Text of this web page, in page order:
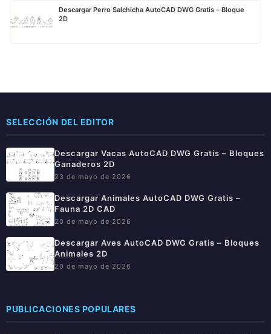
Descargar Perro Salchicha AutoCAD DWG Gratis – Bloque
2D
SELECCIÓN DEL EDITOR
Descargar Vacas AutoCAD DWG Gratis – Bloques
Ganaderos 2D
23 de mayo de 2026
Descargar Animales AutoCAD DWG Gratis –
Fauna 2D CAD
20 de mayo de 2026
Descargar Aves AutoCAD DWG Gratis – Bloques
Animales 2D
20 de mayo de 2026
PUBLICACIONES POPULARES